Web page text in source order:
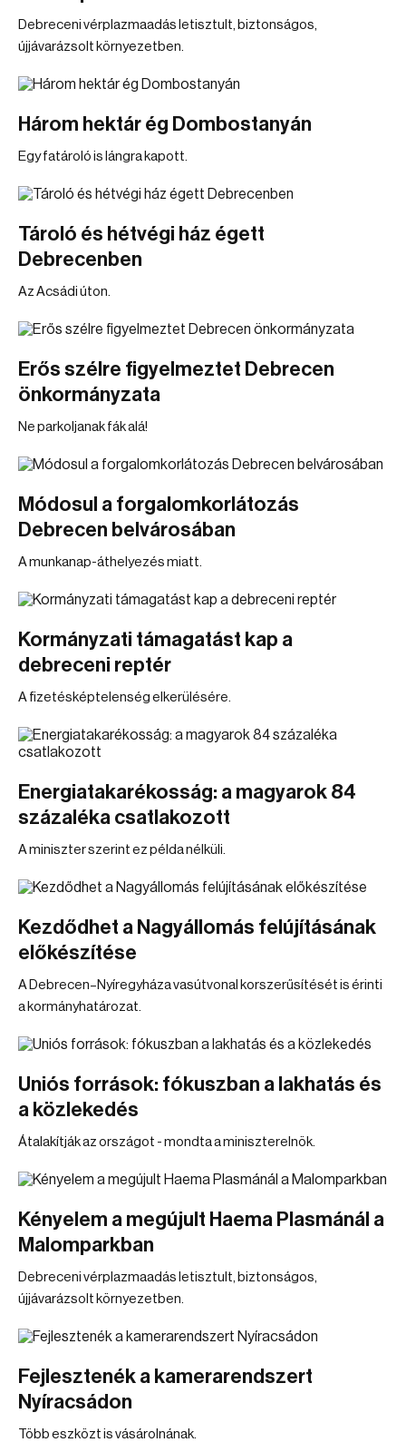
Debreceni vérplazmaadás letisztult, biztonságos,
újjávarázsolt környezetben.
Három hektár ég Dombostanyán
Egy fatároló is lángra kapott.
Tároló és hétvégi ház égett
Debrecenben
Az Acsádi úton.
Erős szélre figyelmeztet Debrecen
önkormányzata
Ne parkoljanak fák alá!
Módosul a forgalomkorlátozás
Debrecen belvárosában
A munkanap-áthelyezés miatt.
Kormányzati támagatást kap a
debreceni reptér
A fizetésképtelenség elkerülésére.
Energiatakarékosság: a magyarok 84
százaléka csatlakozott
A miniszter szerint ez példa nélküli.
Kezdődhet a Nagyállomás felújításának
előkészítése
A Debrecen–Nyíregyháza vasútvonal korszerűsítését is érinti
a kormányhatározat.
Uniós források: fókuszban a lakhatás és
a közlekedés
Átalakítják az országot - mondta a miniszterelnök.
Kényelem a megújult Haema Plasmánál a
Malomparkban
Debreceni vérplazmaadás letisztult, biztonságos,
újjávarázsolt környezetben.
Fejlesztenék a kamerarendszert
Nyíracsádon
Több eszközt is vásárolnának.